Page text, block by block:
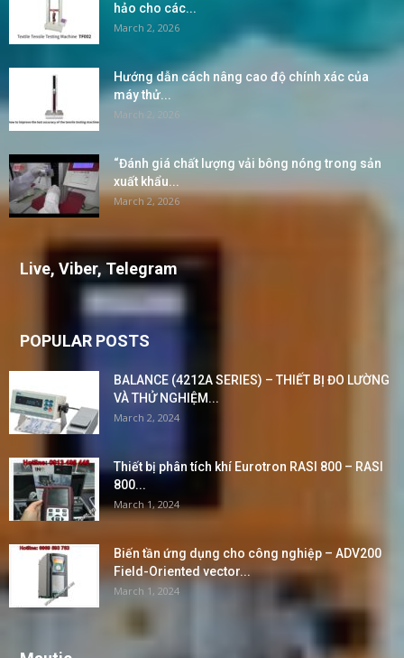
hảo cho các...
March 2, 2026
Hướng dẫn cách nâng cao độ chính xác của
máy thử...
March 2, 2026
“Đánh giá chất lượng vải bông nóng trong sản
xuất khẩu...
March 2, 2026
Live, Viber, Telegram
POPULAR POSTS
BALANCE (4212A SERIES) – THIẾT BỊ ĐO LƯỜNG
VÀ THỬ NGHIỆM...
March 2, 2024
Thiết bị phân tích khí Eurotron RASI 800 – RASI
800...
March 1, 2024
Biến tần ứng dụng cho công nghiệp – ADV200
Field-Oriented vector...
March 1, 2024